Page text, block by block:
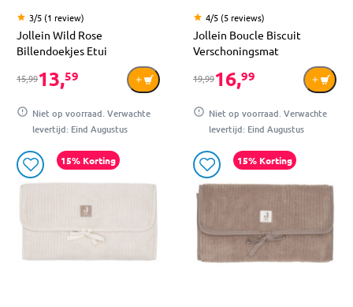
3/5 (1 review)
Jollein Wild Rose
Billendoekjes Etui
15,9913,59
Niet op voorraad. Verwachte
levertijd: Eind Augustus
4/5 (5 reviews)
Jollein Boucle Biscuit
Verschoningsmat
19,9916,99
Niet op voorraad. Verwachte
levertijd: Eind Augustus
15% Korting 15% Korting